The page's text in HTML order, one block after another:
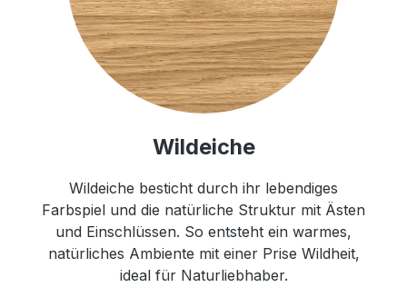
Wildeiche
Wildeiche besticht durch ihr lebendiges
Farbspiel und die natürliche Struktur mit Ästen
und Einschlüssen. So entsteht ein warmes,
natürliches Ambiente mit einer Prise Wildheit,
ideal für Naturliebhaber.